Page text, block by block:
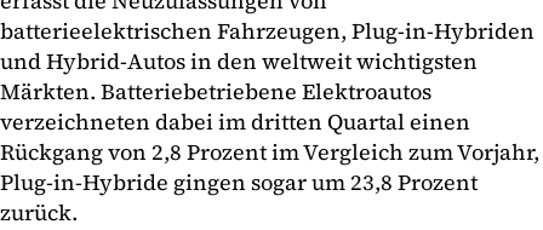
batterieelektrischen Fahrzeugen, Plug-in-Hybriden
und Hybrid-Autos in den weltweit wichtigsten
Märkten. Batteriebetriebene Elektroautos
verzeichneten dabei im dritten Quartal einen
Rückgang von 2,8 Prozent im Vergleich zum Vorjahr,
Plug-in-Hybride gingen sogar um 23,8 Prozent
zurück.